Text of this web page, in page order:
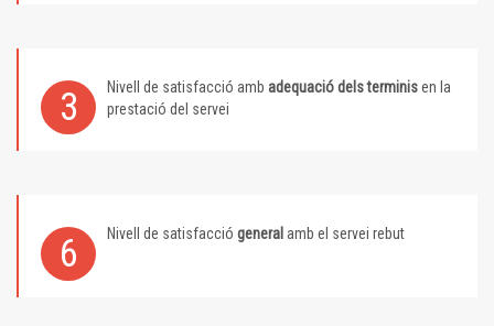
3 Nivell de satisfacció amb adequació dels terminisen la
prestació del servei
6 Nivell de satisfacció general amb el servei rebut